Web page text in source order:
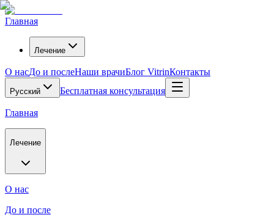
Главная
Лечение
О насДо и послеНаши врачиБлог VitrinКонтакты
Русский Бесплатная консультация
Главная
Лечение
О нас
До и после